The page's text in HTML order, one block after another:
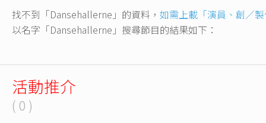
找不到「Dansehallerne」的資料， 如需上載「演員、創／
以名字「Dansehallerne」搜尋節目的結果如下：
活動推介
( 0 )